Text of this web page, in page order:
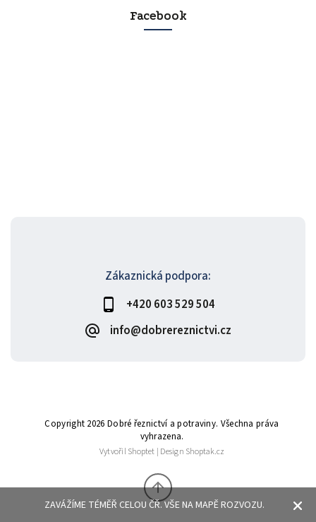
ZAVÁŽÍME TÉMĚŘ CELOU ČŘ. VŠE NA MAPĚ ROZVOZU.
Zákaznická podpora:
+420 603 529 504
info@dobrereznictvi.cz
Facebook
Copyright 2026 Dobré řeznictví a potraviny. Všechna práva
vyhrazena.
VytvořilShoptet | Design Shoptak.cz